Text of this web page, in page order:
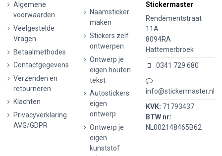
Algemene
voorwaarden
Veelgestelde
Vragen
Betaalmethodes
Contactgegevens
Verzenden en
retourneren
Klachten
Privacyverklaring
AVG/GDPR
Naamsticker
maken
Stickers zelf
ontwerpen
Ontwerp je
eigen houten
tekst
Autostickers
eigen
ontwerp
Ontwerp je
eigen
kunststof
Stickermaster
Rendementstraat
11A
8094RA
Hattemerbroek
0341 729 680
info@stickermaster.nl
KVK: 71793437
BTW nr:
NL002148465B62